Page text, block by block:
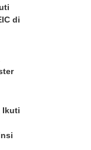
di
Ikuti